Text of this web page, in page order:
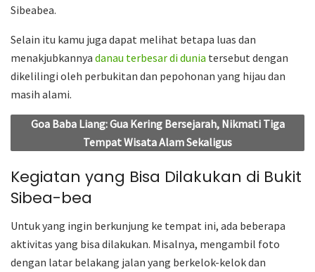
Sibeabea.
Selain itu kamu juga dapat melihat betapa luas dan
menakjubkannya danau terbesar di dunia tersebut dengan
dikelilingi oleh perbukitan dan pepohonan yang hijau dan
masih alami.
Goa Baba Liang: Gua Kering Bersejarah, Nikmati Tiga
Tempat Wisata Alam Sekaligus
Kegiatan yang Bisa Dilakukan di Bukit
Sibea-bea
Untuk yang ingin berkunjung ke tempat ini, ada beberapa
aktivitas yang bisa dilakukan. Misalnya, mengambil foto
dengan latar belakang jalan yang berkelok-kelok dan